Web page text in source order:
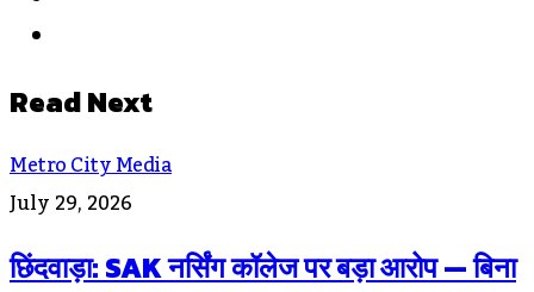
Read Next
Metro City Media
July 29, 2026
छिंदवाड़ा: SAK नर्सिंग कॉलेज पर बड़ा आरोप — बिना